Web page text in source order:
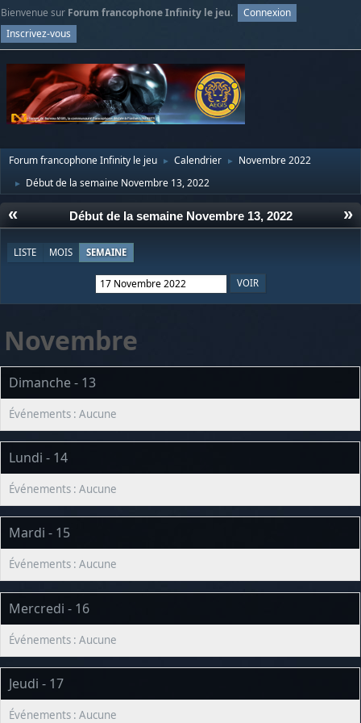
Bienvenue sur Forum francophone Infinity le jeu.
Connexion
Inscrivez-vous
Forum francophone Infinity le jeu ► Calendrier ► Novembre 2022
► Début de la semaine Novembre 13, 2022
« »
Début de la semaine Novembre 13, 2022
LISTE MOIS SEMAINE
Novembre
Dimanche - 13
Lundi - 14
Mardi - 15
Mercredi - 16
Jeudi - 17